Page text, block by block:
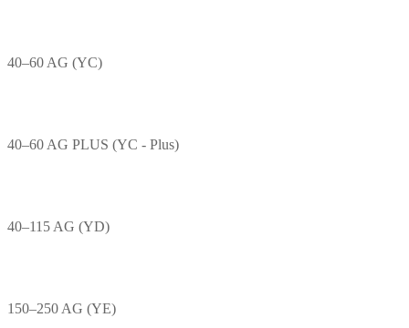
40–60 AG (YC)
40–60 AG PLUS (YC - Plus)
40–115 AG (YD)
150–250 AG (YE)